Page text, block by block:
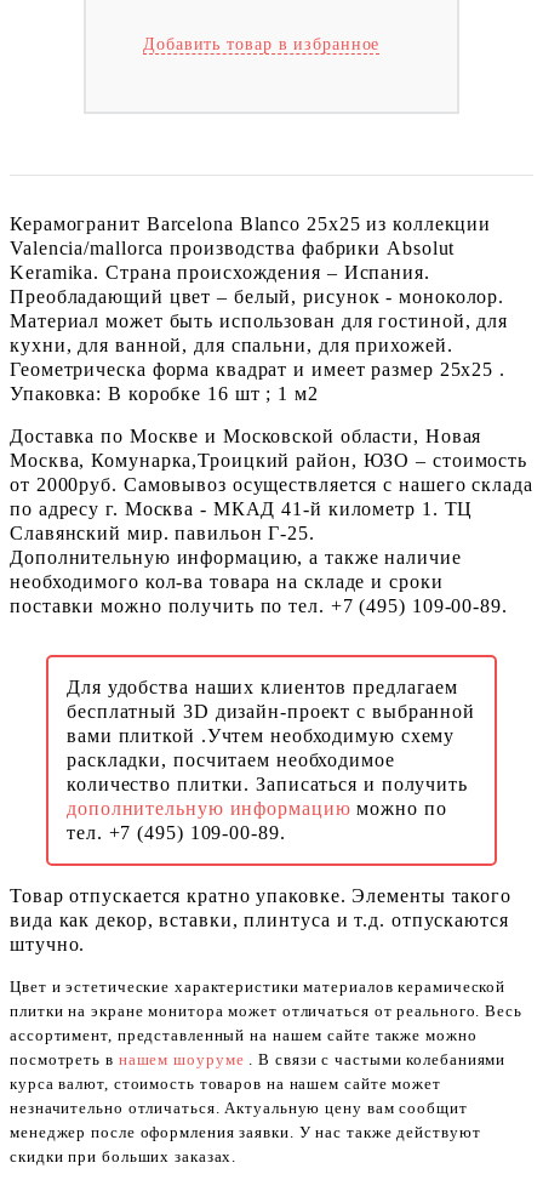
Добавить товар в избранное
Керамогранит Barcelona Blanco 25x25 из коллекции
Valencia/mallorca производства фабрики Absolut
Keramika. Страна происхождения – Испания.
Преобладающий цвет – белый, рисунок - моноколор.
Материал может быть использован для гостиной, для
кухни, для ванной, для спальни, для прихожей.
Геометрическа форма квадрат и имеет размер 25x25 .
Упаковка: В коробке 16 шт ; 1 м2
Доставка по Москве и Московской области, Новая
Москва, Комунарка,Троицкий район, ЮЗО – стоимость
от 2000руб. Самовывоз осуществляется с нашего склада
по адресу г. Москва - МКАД 41-й километр 1. ТЦ
Славянский мир. павильон Г-25.
Дополнительную информацию, а также наличие
необходимого кол-ва товара на складе и сроки
поставки можно получить по тел. +7 (495) 109-00-89.
Для удобства наших клиентов предлагаем
бесплатный 3D дизайн-проект с выбранной
вами плиткой .Учтем необходимую схему
раскладки, посчитаем необходимое
количество плитки. Записаться и получить
дополнительную информациюможно по
тел. +7 (495) 109-00-89.
Товар отпускается кратно упаковке. Элементы такого
вида как декор, вставки, плинтуса и т.д. отпускаются
штучно.
Цвет и эстетические характеристики материалов керамической
плитки на экране монитора может отличаться от реального. Весь
ассортимент, представленный на нашем сайте также можно
посмотреть в нашем шоуруме . В связи с частыми колебаниями
курса валют, стоимость товаров на нашем сайте может
незначительно отличаться. Актуальную цену вам сообщит
менеджер после оформления заявки. У нас также действуют
скидки при больших заказах.